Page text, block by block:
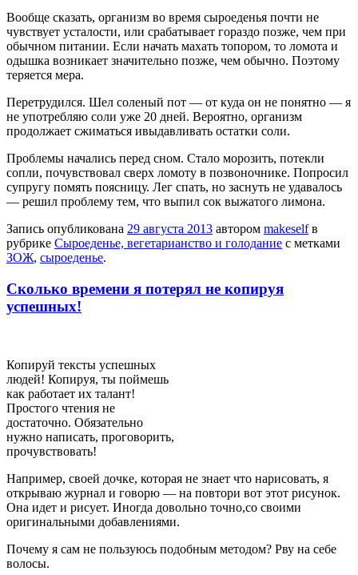
Вообще сказать, организм во время сыроеденья почти не
чувствует усталости, или срабатывает гораздо позже, чем при
обычном питании. Если начать махать топором, то ломота и
одышка возникает значительно позже, чем обычно. Поэтому
теряется мера.
Перетрудился. Шел соленый пот — от куда он не понятно — я
не употребляю соли уже 20 дней. Вероятно, организм
продолжает сжиматься ивыдавливать остатки соли.
Проблемы начались перед сном. Стало морозить, потекли
сопли, почувствовал сверх ломоту в позвоночнике. Попросил
супругу помять поясницу. Лег спать, но заснуть не удавалось
— решил проблему тем, что выпил сок выжатого лимона.
Запись опубликована 29 августа 2013 автором makeselfв
рубрике Сыроеденье, вегетарианство и голодание с метками
ЗОЖ, сыроеденье.
Сколько времени я потерял не копируя
успешных!
Копируй тексты успешных
людей! Копируя, ты поймешь
как работает их талант!
Простого чтения не
достаточно. Обязательно
нужно написать, проговорить,
прочувствовать!
Например, своей дочке, которая не знает что нарисовать, я
открываю журнал и говорю — на повтори вот этот рисунок.
Она идет и рисует. Иногда довольно точно,со своими
оригинальными добавлениями.
Почему я сам не пользуюсь подобным методом? Рву на себе
волосы.